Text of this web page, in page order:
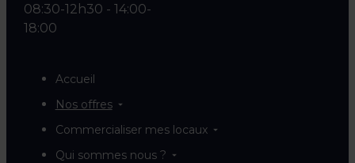
08:30-12h30 - 14:00-
18:00
Accueil
Nos offres
Commercialiser mes locaux
Qui sommes nous ?